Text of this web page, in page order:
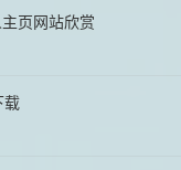
页网站欣赏
载